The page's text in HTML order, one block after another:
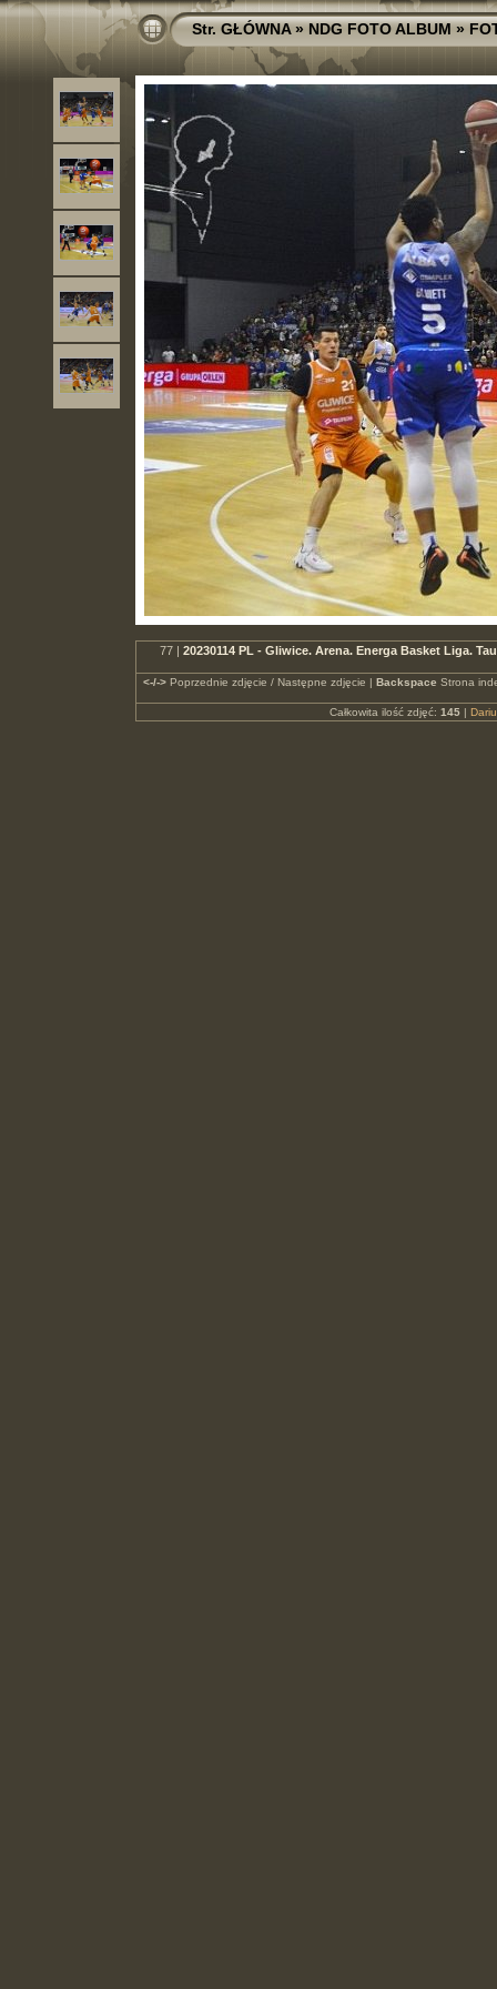
Str. GŁÓWNA»NDG FOTO ALBUM»
77 | 20230114 PL - Gliwice. Arena. Energa Basket Liga.
<-/->Poprzednie zdjęcie / Następne zdjęcie | Backspace Strona
Całkowita ilość zdjęć: 145|